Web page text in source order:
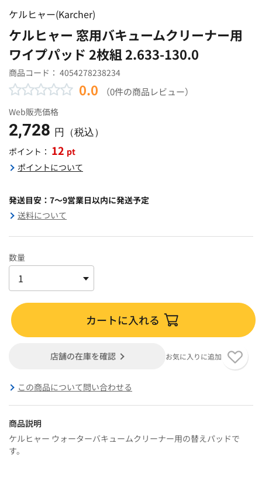
ケルヒャー(Karcher)
ケルヒャー 窓用バキュームクリーナー用
ワイプパッド 2枚組 2.633-130.0
商品コード： 4054278238234
0.0 （0件の商品レビュー）
Web販売価格
2,728 円（税込）
ポイント： 12 pt
ポイントについて
発送目安：7～9営業日以内に発送予定
送料について
数量
カートに入れる
店舗の在庫を確認 お気に入りに追加
この商品について問い合わせる
商品説明
ケルヒャー ウォーターバキュームクリーナー用の替えパッドで
す。